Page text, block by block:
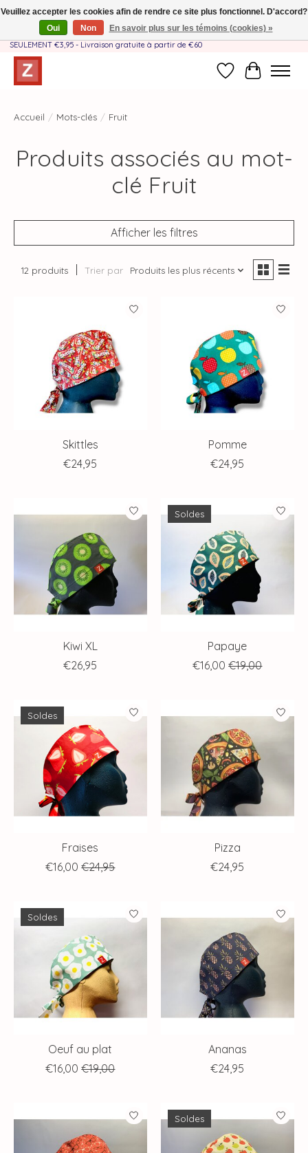
Fait à la main par une équipe mère-fille❤️ - Frais de livraison BE & NL
SEULEMENT €3,95 - Livraison gratuite à partir de €60
Liste dePanier
Accueil / Mots-clés / Fruit
Produits associés au mot-
clé Fruit
Afficher les filtres
12 produits Trier par Produits les plus récents
Skittles
€24,95
Pomme
€24,95
Kiwi XL
€26,95
Soldes
Papaye
€16,00 €19,00
Soldes
Fraises
€16,00 €24,95
Pizza
€24,95
Soldes
Oeuf au plat
€16,00 €19,00
Ananas
€24,95
Soldes
Veuillez accepter les cookies afin de rendre ce site plus fonctionnel. D'accord?
Oui
Non En savoir plus sur les témoins (cookies) »